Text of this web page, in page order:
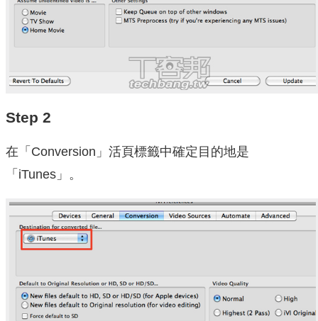
Step 2
在「Conversion」活頁標籤中確定目的地是
「iTunes」。